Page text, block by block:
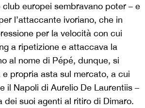
europei sembravano poter – e
l’attaccante ivoriano, che in
per la velocità con cui
a ripetizione e attaccava la
al nome di Pépé, dunque, si
propria asta sul mercato, a cui
il Napoli di Aurelio De Laurentiis –
dei suoi agenti al ritiro di Dimaro.